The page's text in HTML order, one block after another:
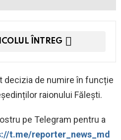
ÎNTREG
decizia de numire în funcție
raionului Fălești.
pe Telegram pentru a
t.me/reporter_news_md